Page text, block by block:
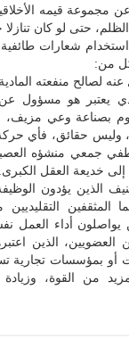
مجموعة قيمه
حتى لو كان
شعارات طائفية
من:
يعتبر هو مسؤول
بصناعة وعي مزيف،
وليس حقائق، فأي
جمعي منشؤه
خديعة العقل الكبرى.
الذين يؤدون
المثقفين
يواصلون أداء
العضويين، الذين
أو بمؤسسات تجارية
من القوة،